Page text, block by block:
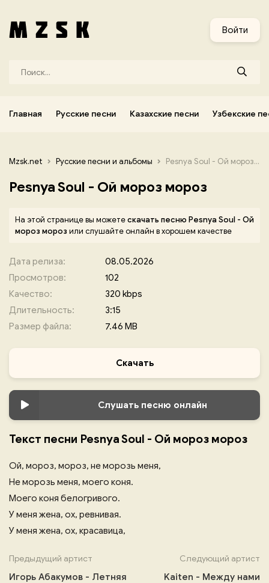
Войти
Главная Русские песни Казахские песни Узбекские
Mzsk.net Русские песни и альбомы Pesnya Soul - Ой мороз мороз
Pesnya Soul - Ой мороз мороз
На этой странице вы можетескачать песню Pesnya Soul - Ой
мороз мороз или слушайте онлайн в хорошем качестве
Дата релиза:
08.05.2026
Просмотров:
102
Качество:
320 kbps
Длительность:
3:15
Размер файла:
7.46 MB
Скачать
Слушать песню онлайн
Текст песни Pesnya Soul - Ой мороз мороз
Ой, мороз, мороз, не морозь меня,
Не морозь меня, моего коня.
Моего коня белогривого.
У меня жена, ох, ревнивая.
У меня жена, ох, красавица,
Предыдущий артист
Игорь Абакумов - Летняя
Следующий артист
Kaiten - Между нами
Узбекские песни Корейские песни